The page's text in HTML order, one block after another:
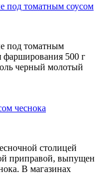
под томатным соусом
под томатным
фарширования 500 г
черный молотый
чеснока
столицей
приправой, выпущен
В магазинах